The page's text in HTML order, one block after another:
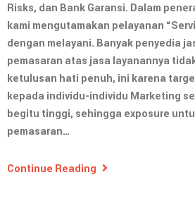
Risks, dan Bank Garansi. Dalam
kami mengutamakan pelayanan
dengan melayani. Banyak penyedia
pemasaran atas jasa layanannya
ketulusan hati penuh, ini karena
kepada individu-individu Marketing
begitu tinggi, sehingga exposure
pemasaran…
Continue Reading